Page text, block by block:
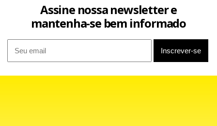
Assine nossa newsletter e
mantenha-se bem informado